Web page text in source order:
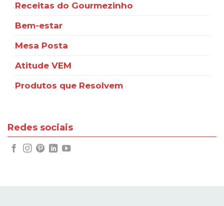
Receitas do Gourmezinho
Bem-estar
Mesa Posta
Atitude VEM
Produtos que Resolvem
Redes sociais